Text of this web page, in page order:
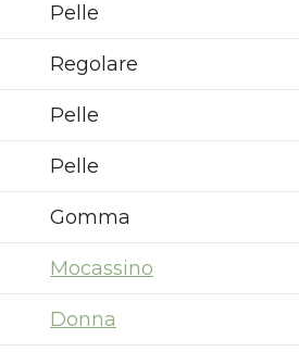
Pelle
Regolare
Pelle
Pelle
Gomma
Mocassino
Donna